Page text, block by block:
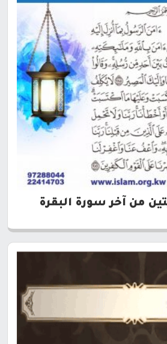
من آخر سورة البقرة